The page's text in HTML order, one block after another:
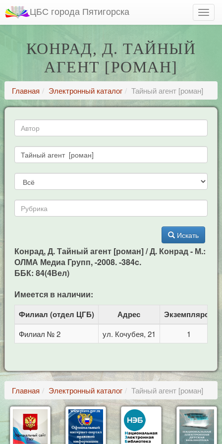
ЦБС города Пятигорска
КОНРАД, Д. ТАЙНЫЙ
АГЕНТ [РОМАН]
Главная Электронный каталог Тайный агент [роман]
Искать
Конрад, Д. Тайный агент [роман] / Д. Конрад - М.:
ОЛМА Медиа Групп, -2008. -384c.
ББК: 84(4Вел)
Имеется в наличии:
Филиал (отдел ЦГБ) Адрес Экземпляров
Филиал № 2 ул. Кочубея, 21 1
Главная Электронный каталог Тайный агент [роман]